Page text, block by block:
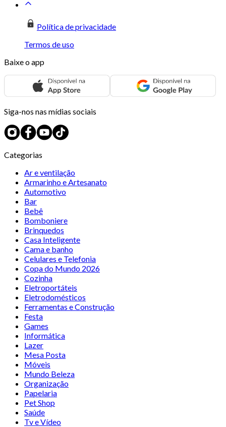
Política de privacidade
Termos de uso
Baixe o app
Siga-nos nas mídias sociais
Categorias
Ar e ventilação
Armarinho e Artesanato
Automotivo
Bar
Bebê
Bomboniere
Brinquedos
Casa Inteligente
Cama e banho
Celulares e Telefonia
Copa do Mundo 2026
Cozinha
Eletroportáteis
Eletrodomésticos
Ferramentas e Construção
Festa
Games
Informática
Lazer
Mesa Posta
Móveis
Mundo Beleza
Organização
Papelaria
Pet Shop
Saúde
Tv e Vídeo